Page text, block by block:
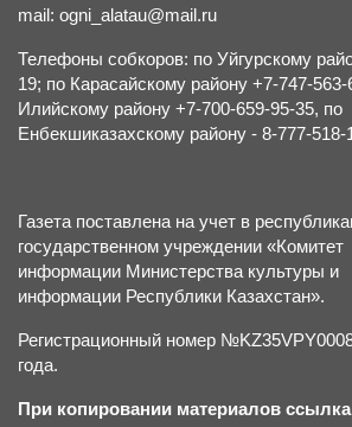
mail: ogni_alatau@mail.ru
Телефоны собкоров: по Уйгурскому
19; по Карасайскому району +7-747-563-
Илийскому району +7-700-659-95-35, по
Енбекшиказахскому району - 8-777-518-
Газета поставлена на учет в
государственном учреждении «Комитет
информации Министерства культуры и
информации Республики Казахстан».
Регистрационный номер
года.
При копировании материалов ссылка